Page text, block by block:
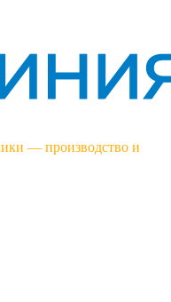
— производство и